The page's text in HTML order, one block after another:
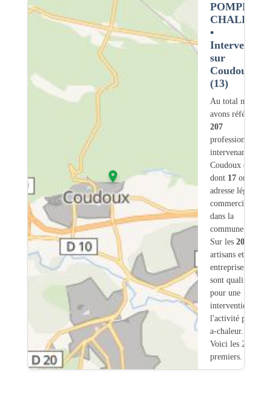
POMPE À
CHALEUR
•
Intervention
sur
Coudoux
(13)
Au total nous
avons référencé
207
professionnels
intervenant sur
Coudoux (13)
dont 17ont une
adresse légale ou
commerciale
dans la
commune.
Sur les 207
artisans et
entreprises
sont qualifiés
pour une
intervention sur
l'activité pompe-
a-chaleur.
Voici les 20
premiers.